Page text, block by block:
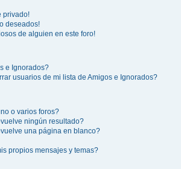
privado!
deseados!
de alguien en este foro!
e Ignorados?
usuarios de mi lista de Amigos e Ignorados?
o varios foros?
ningún resultado?
una página en blanco?
propios mensajes y temas?